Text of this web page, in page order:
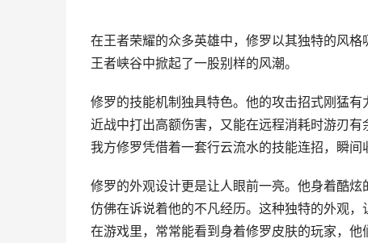
在王者荣耀的众多英雄中，修罗以其独特的风
王者峡谷中掀起了一股别样的风潮。
修罗的技能机制独具特色。他的攻击招式刚猛
近战中打出高额伤害，又能在远程消耗时游刃
我方修罗凭借着一套行云流水的技能连招，瞬间
修罗的外观设计更是让人眼前一亮。他身着酷
仿佛在诉说着他的不凡经历。这种独特的外观
在游戏里，常常能看到身着修罗皮肤的玩家，他